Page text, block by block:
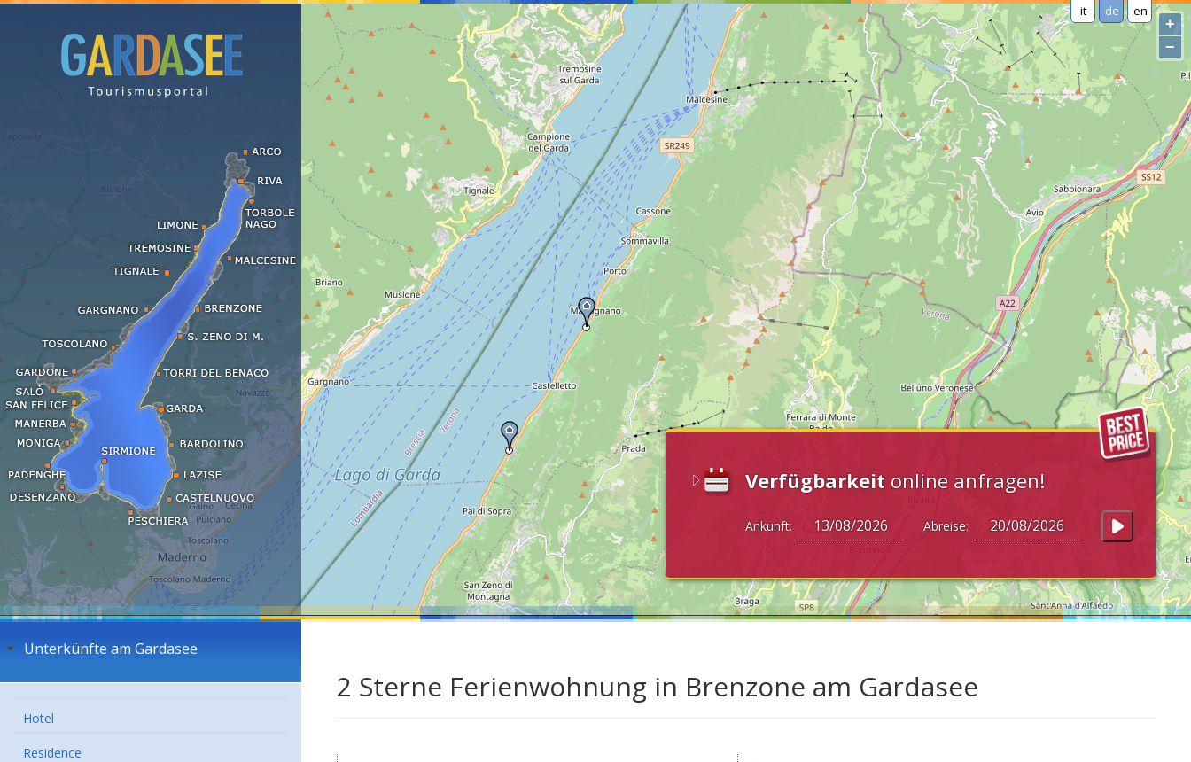
it de en
Verfügbarkeit online anfragen!
Ankunft: Abreise:
+
−
Unterkünfte am Gardasee
Hotel
Residence
2 Sterne Ferienwohnung in Brenzone am Gardasee